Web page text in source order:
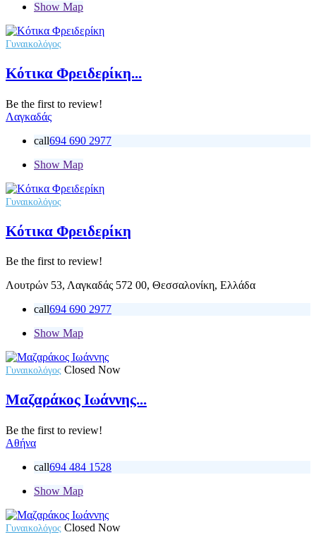
Show Map
Γυναικολόγος
Κότικα Φρειδερίκη...
Be the first to review!
Λαγκαδάς
call694 690 2977
Show Map
Γυναικολόγος
Κότικα Φρειδερίκη
Be the first to review!
Λουτρών 53, Λαγκαδάς 572 00, Θεσσαλονίκη, Ελλάδα
call694 690 2977
Show Map
Γυναικολόγος Closed Now
Μαζαράκος Ιωάννης...
Be the first to review!
Αθήνα
call694 484 1528
Show Map
Γυναικολόγος Closed Now